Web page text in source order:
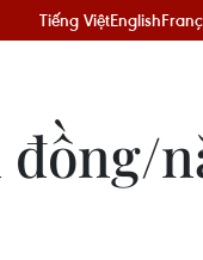
Tiếng ViệtEnglish